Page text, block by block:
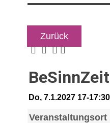
Zurück
Do, 7.1.2027 17-
Veranstaltungsort